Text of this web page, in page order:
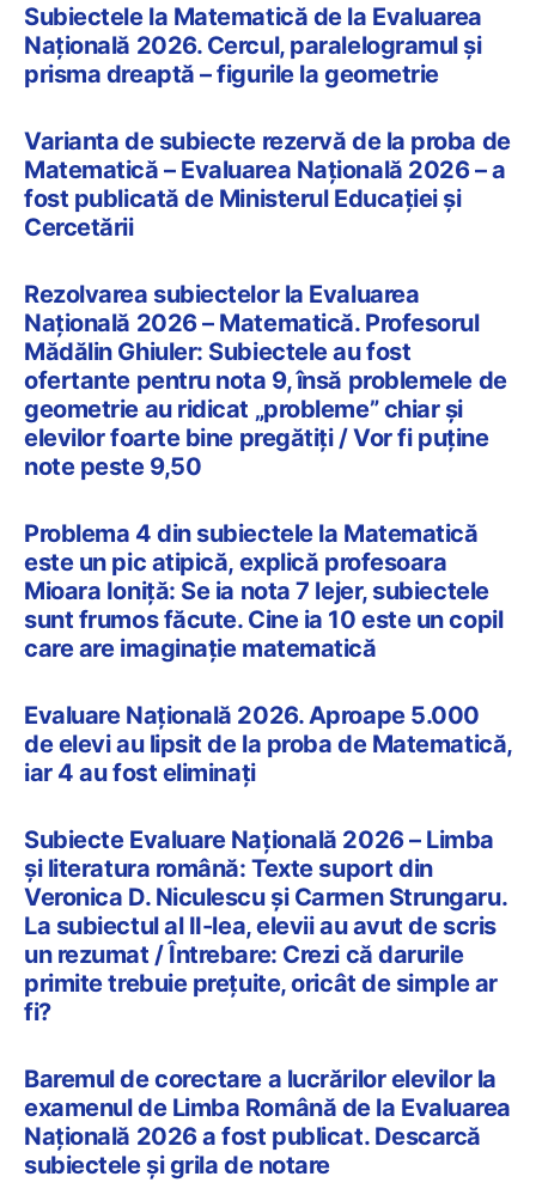
Subiectele la Matematică de la Evaluarea
Națională 2026. Cercul, paralelogramul și
prisma dreaptă – figurile la geometrie
Varianta de subiecte rezervă de la proba de
Matematică – Evaluarea Națională 2026 – a
fost publicată de Ministerul Educației și
Cercetării
Rezolvarea subiectelor la Evaluarea
Națională 2026 – Matematică. Profesorul
Mădălin Ghiuler: Subiectele au fost
ofertante pentru nota 9, însă problemele de
geometrie au ridicat „probleme” chiar și
elevilor foarte bine pregătiți / Vor fi puține
note peste 9,50
Problema 4 din subiectele la Matematică
este un pic atipică, explică profesoara
Mioara Ioniță: Se ia nota 7 lejer, subiectele
sunt frumos făcute. Cine ia 10 este un copil
care are imaginație matematică
Evaluare Națională 2026. Aproape 5.000
de elevi au lipsit de la proba de Matematică,
iar 4 au fost eliminați
Subiecte Evaluare Națională 2026 – Limba
și literatura română: Texte suport din
Veronica D. Niculescu și Carmen Strungaru.
La subiectul al II-lea, elevii au avut de scris
un rezumat / Întrebare: Crezi că darurile
primite trebuie prețuite, oricât de simple ar
fi?
Baremul de corectare a lucrărilor elevilor la
examenul de Limba Română de la Evaluarea
Națională 2026 a fost publicat. Descarcă
subiectele și grila de notare